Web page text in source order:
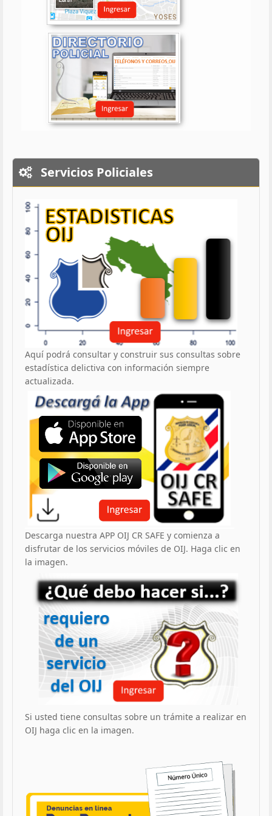
Servicios Policiales
Aquí podrá consultar y construir sus consultas sobre
estadística delictiva con información siempre
actualizada.
Descarga nuestra APP OIJ CR SAFE y comienza a
disfrutar de los servicios móviles de OIJ. Haga clic en
la imagen.
Si usted tiene consultas sobre un trámite a realizar en
OIJ haga clic en la imagen.